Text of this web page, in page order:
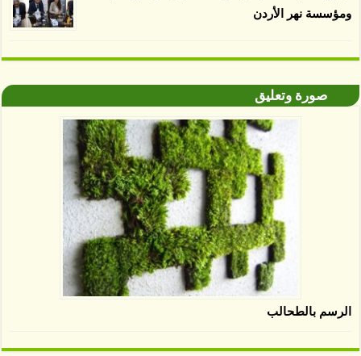
ومؤسسة نهر الأردن
صورة وتعليق
الرسم بالطحالب